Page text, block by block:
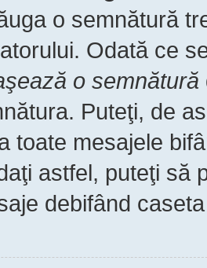
o semnătură
Odată ce
o semnătură
Puteţi, de
toate mesajele
astfel, puteţi să
debifând